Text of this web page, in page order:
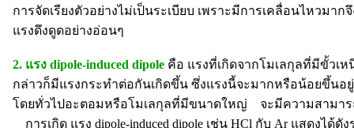
การจัดเรียงตัวอย่างไม่เป็นระเบียบ เพราะมีการเคลื่อนไหวม
แรงดึงดูดอย่างอ่อนๆ
2. แรง dipole-induced dipole คือ แรงที่เกิดจากโมเลกุลที่มีขั้วเ
กล่าวก็มีแรงกระทำต่อกันเกิดขึ้น ซึ่งแรงนี้จะมากหรือน้อยขึ้นอ
โดยทั่วไปอะตอมหรือโมเลกุลที่มีขนาดใหญ่ จะมีความสามาร
การเกิด แรง dipole-induced dipole เช่น HCl กับ Ar แสดงได้ดัง